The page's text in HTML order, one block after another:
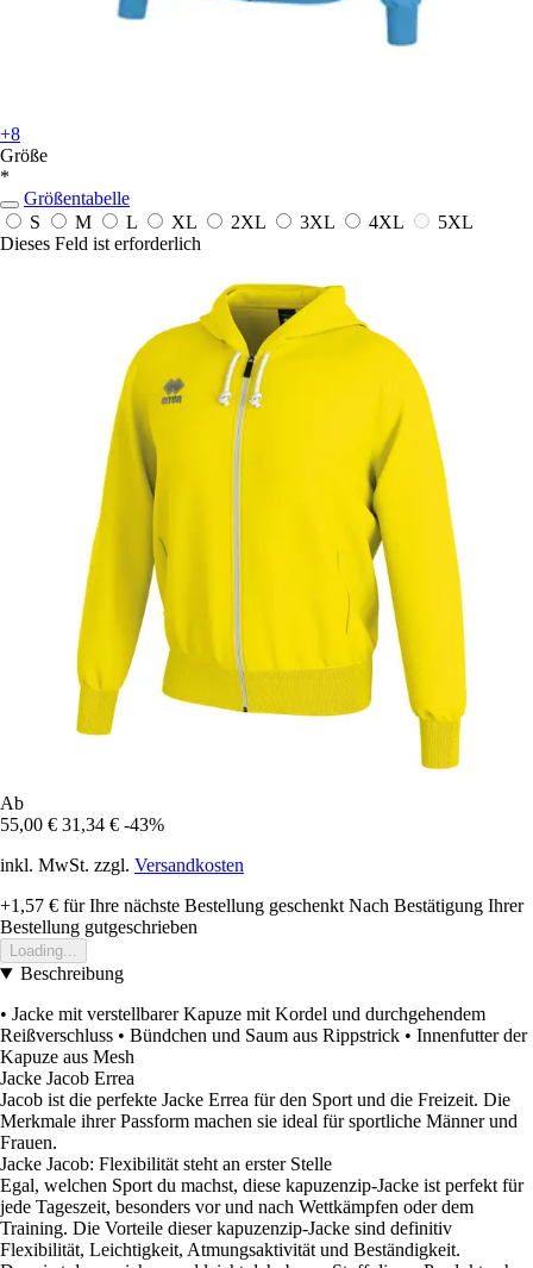
+8
Größe
*
Größentabelle
S
M L XL 2XL 3XL 4XL
5XL
Dieses Feld ist erforderlich
Ab
55,00 € 31,34 € -43%
inkl. MwSt. zzgl. Versandkosten
+1,57 € für Ihre nächste Bestellung geschenkt Nach Bestätigung Ihrer
Bestellung gutgeschrieben
Loading...
Beschreibung
• Jacke mit verstellbarer Kapuze mit Kordel und durchgehendem
Reißverschluss • Bündchen und Saum aus Rippstrick • Innenfutter der
Kapuze aus Mesh
Jacke Jacob Errea
Jacob ist die perfekte Jacke Errea für den Sport und die Freizeit. Die
Merkmale ihrer Passform machen sie ideal für sportliche Männer und
Frauen.
Jacke Jacob: Flexibilität steht an erster Stelle
Egal, welchen Sport du machst, diese kapuzenzip-Jacke ist perfekt für
jede Tageszeit, besonders vor und nach Wettkämpfen oder dem
Training. Die Vorteile dieser kapuzenzip-Jacke sind definitiv
Flexibilität, Leichtigkeit, Atmungsaktivität und Beständigkeit.